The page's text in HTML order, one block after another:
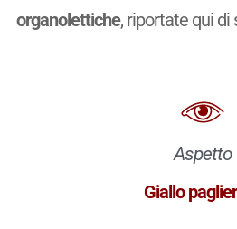
organolettiche, riportate qui di
Aspetto
Giallo